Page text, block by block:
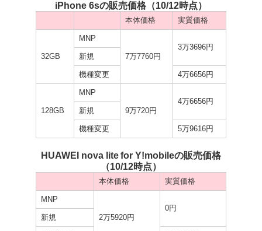
iPhone 6sの販売価格（10/12時点）
本体価格 実質価格
32GB
MNP
7万7760円
3万3696円
新規
機種変更 4万6656円
128GB
MNP
9万720円
4万6656円
新規
機種変更 5万9616円
HUAWEI nova lite for Y!mobileの販売価格
（10/12時点）
本体価格 実質価格
MNP
2万5920円
0円
新規